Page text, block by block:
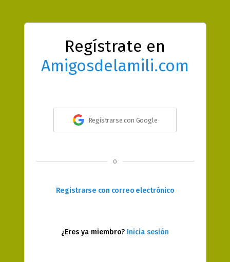
Regístrate en
Amigosdelamili.com
Registrarse con Google
o
Registrarse con correo electrónico
¿Eres ya miembro? Inicia sesión